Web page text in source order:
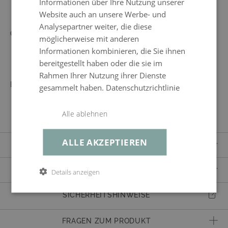
GESTELL
robust, rostfrei
CREMA
LIEFERUMFANG
inkl. Dekokissen
ERWEITERTE PRODUKTBESCHREIBUNG
SICHERHEITSHINWEISE
FRAGEN ZUM PRODUKT
Website auch an unsere Werbe- und
Analysepartner weiter, die diese
möglicherweise mit anderen
Informationen kombinieren, die Sie ihnen
bereitgestellt haben oder die sie im
Rahmen Ihrer Nutzung ihrer Dienste
gesammelt haben. Datenschutzrichtlinie
ALLE AKZEPTIEREN
Alle ablehnen
Details anzeigen